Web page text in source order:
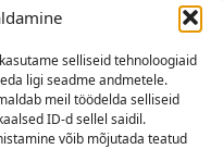
selliseid tehnoloogiaid
ligi seadme andmetele.
meil töödelda selliseid
ID-d sellel saidil.
võib mõjutada teatud